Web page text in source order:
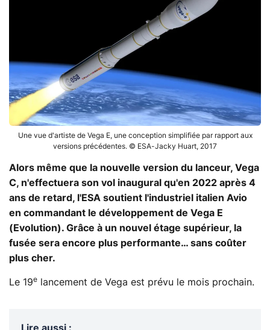
Une vue d'artiste de Vega E, une conception simplifiée par rapport aux
versions précédentes. © ESA-Jacky Huart, 2017
Alors même que la nouvelle version du lanceur, Vega
C, n'effectuera son vol inaugural qu'en 2022 après 4
ans de retard, l'ESA soutient l'industriel italien Avio
en commandant le développement de Vega E
(Evolution). Grâce à un nouvel étage supérieur, la
fusée sera encore plus performante… sans coûter
plus cher.
Le 19e lancement de Vega est prévu le mois prochain.